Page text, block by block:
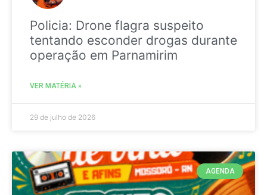
Policia: Drone flagra suspeito
tentando esconder drogas durante
operação em Parnamirim
VER MATÉRIA »
29 de julho de 2026
AGENDA